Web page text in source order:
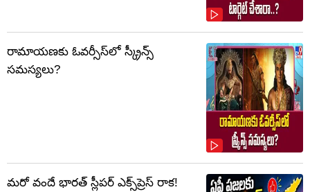
రామాయణకు ఓవర్సీస్‌లో స్క్రీన్స్
సమస్యలు?
మరో వందే భారత్ స్లీపర్ ఎక్స్‌ప్రెస్ రాక!